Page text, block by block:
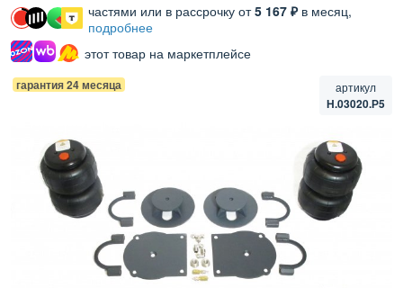
гарантия 24 месяца артикул
Н.03020.Р5
частями или в рассрочку от5 167 ₽в месяц,
подробнее
этот товар на маркетплейсе